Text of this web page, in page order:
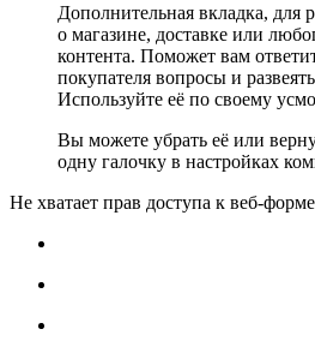
Дополнительная вкладка,
о магазине, доставке или
контента. Поможет вам
покупателя вопросы и
Используйте её по своему
Вы можете убрать её или
одну галочку в настройках
Не хватает прав доступа к веб-